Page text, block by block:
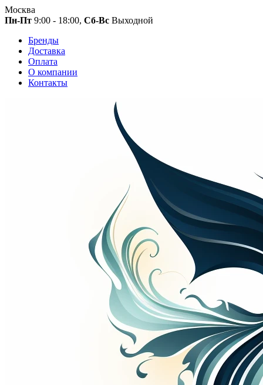
Москва
Пн-Пт 9:00 - 18:00, Сб-Вс Выходной
Бренды
Доставка
Оплата
О компании
Контакты